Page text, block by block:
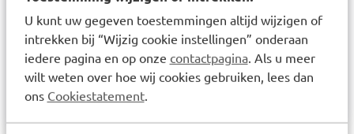
U kunt uw gegeven toestemmingen altijd wijzigen of
intrekken bij “Wijzig cookie instellingen” onderaan
iedere pagina en op onze contactpagina. Als u meer
wilt weten over hoe wij cookies gebruiken, lees dan
ons Cookiestatement.
Ingrediënten per tablet (0,3 g): lactase 4600 FCC
(aspergillus oryzae lactase), vulstoffen: cellulose,
magnesiumzouten van vetzuren en
maltodextrine.